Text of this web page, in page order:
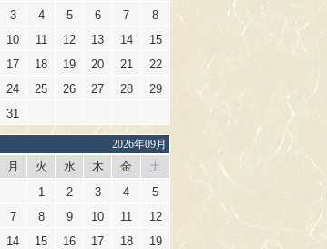
3 4 5 6 7
8
10 11 12 13 14
15
17 18 19 20 21
22
24 25 26 27 28
29
31
2026年09月
月 火 水 木 金
土
1
2 3 4
5
7 8 9 10 11
12
14 15 16 17 18
19